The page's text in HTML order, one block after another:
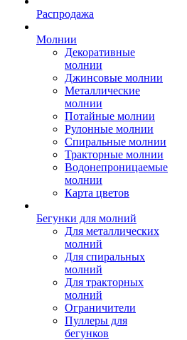
Распродажа
Молнии
Декоративные
молнии
Джинсовые молнии
Металлические
молнии
Потайные молнии
Рулонные молнии
Спиральные молнии
Тракторные молнии
Водонепроницаемые
молнии
Карта цветов
Бегунки для молний
Для металлических
молний
Для спиральных
молний
Для тракторных
молний
Ограничители
Пуллеры для
бегунков